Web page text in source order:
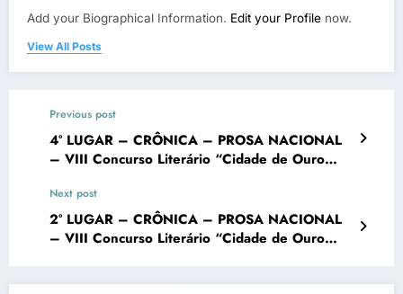
Add your Biographical Information. Edit your Profile now.
View All Posts
Previous post
4° LUGAR – CRÔNICA – PROSA NACIONAL
– VIII Concurso Literário “Cidade de Ouro
Next post
2° LUGAR – CRÔNICA – PROSA NACIONAL
– VIII Concurso Literário “Cidade de Ouro